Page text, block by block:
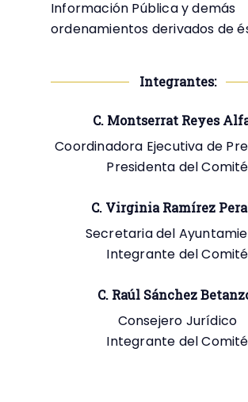
Información Pública y demás
ordenamientos derivados de
Integrantes:
C. Montserrat Reyes
Coordinadora Ejecutiva de
Presidenta del Comité
C. Virginia Ramírez
Secretaria del
Integrante del Comité
C. Raúl Sánchez
Consejero Jurídico
Integrante del Comité